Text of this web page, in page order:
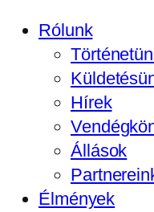
Rólunk
Hírek
Állások
Élmények